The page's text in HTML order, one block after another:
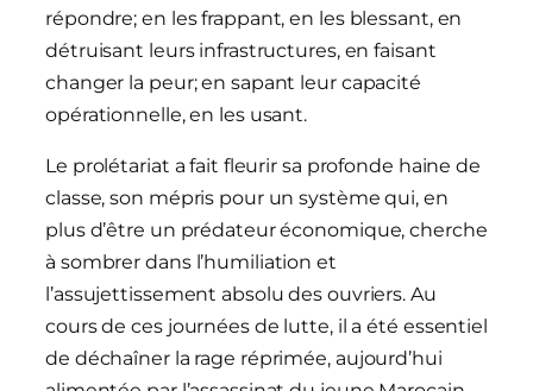
répondre; en les frappant, en les blessant, en
détruisant leurs infrastructures, en faisant
changer la peur; en sapant leur capacité
opérationnelle, en les usant.
Le prolétariat a fait fleurir sa profonde haine de
classe, son mépris pour un système qui, en
plus d’être un prédateur économique, cherche
à sombrer dans l’humiliation et
l’assujettissement absolu des ouvriers. Au
cours de ces journées de lutte, il a été essentiel
de déchaîner la rage réprimée, aujourd’hui